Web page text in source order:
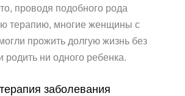
проводя подобного рода
терапию, многие женщины с
прожить долгую жизнь без
ни одного ребенка.
заболевания